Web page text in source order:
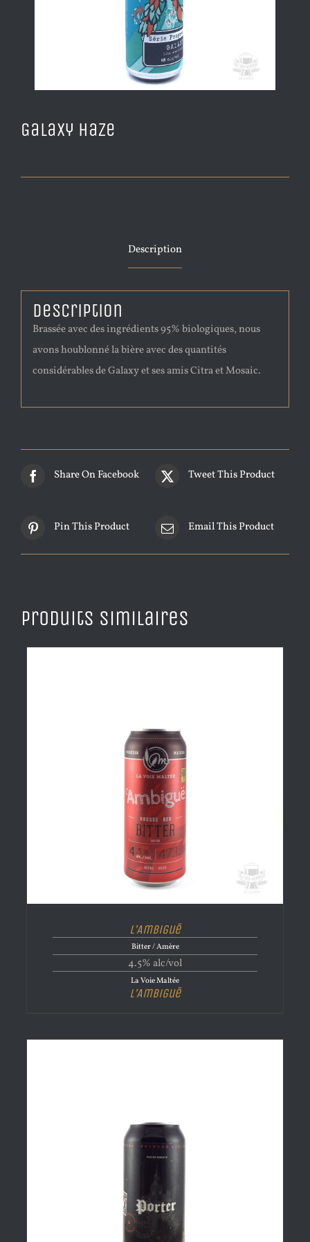
Galaxy Haze
Description
Description
Brassée avec des ingrédients 95% biologiques, nous
avons houblonné la bière avec des quantités
considérables de Galaxy et ses amis Citra et Mosaic.
Share On Facebook Tweet This Product
Pin This Product Email This Product
Produits similaires
L’Ambiguë
Bitter / Amère
4.5% alc/vol
La Voie Maltée
L’Ambiguë